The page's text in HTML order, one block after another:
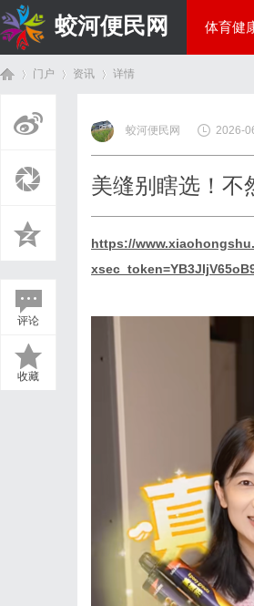
蛟河便民网 体育健
门户 资讯
›
详情
评论
收藏
蛟河便民网 2026-
美缝别瞎选！不
https://